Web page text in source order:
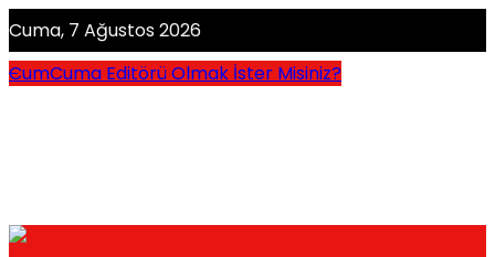
Cuma, 7 Ağustos 2026
CumCuma Editörü Olmak İster Misiniz?